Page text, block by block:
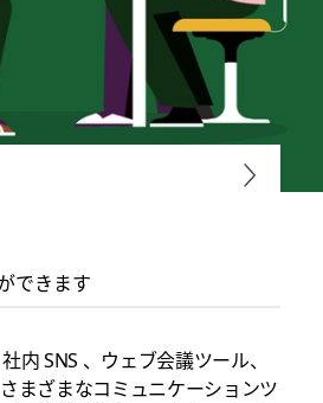
ションツールの
できます
内 SNS 、ウェブ会議ツール、
まざまなコミュニケーションツ